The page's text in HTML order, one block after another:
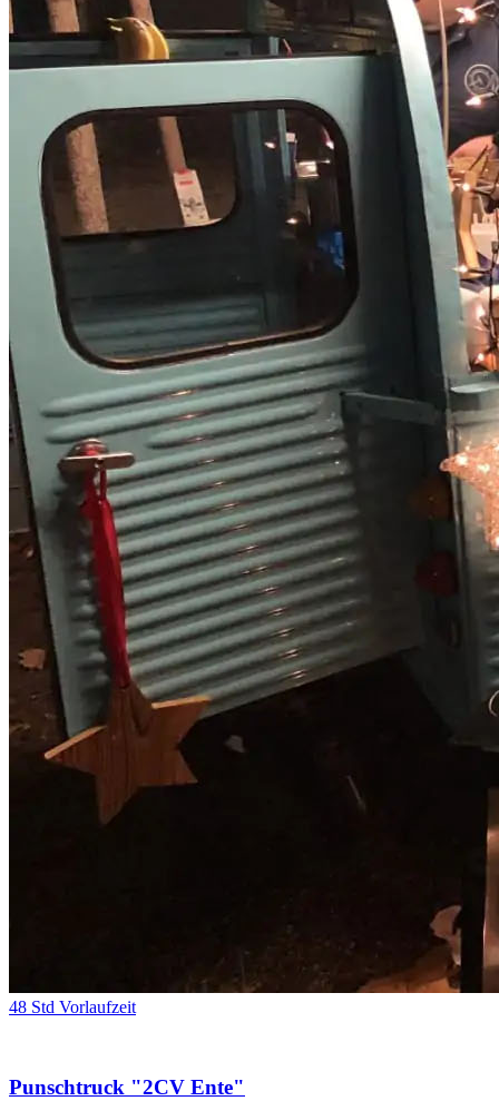
48 Std Vorlaufzeit
Punschtruck "2CV Ente"